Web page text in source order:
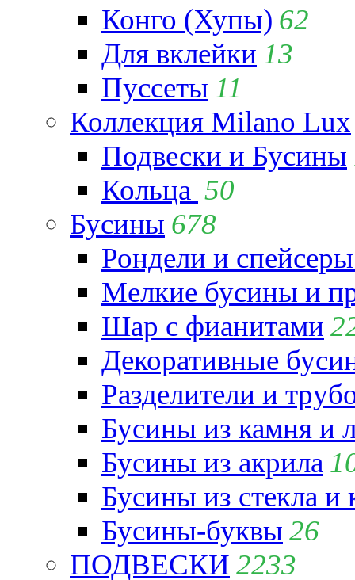
Конго (Хупы) 62
Для вклейки 13
Пуссеты 11
Коллекция Milano Lux
Подвески и Бусины
Кольца 50
Бусины 678
Рондели и
Мелкие бусины и
Шар с фианитами
Декоративные
Разделители и
Бусины из камня и
Бусины из акрила
Бусины из стекла и
Бусины-буквы 26
ПОДВЕСКИ 2233